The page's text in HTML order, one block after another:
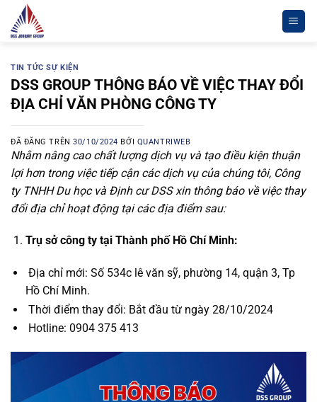
Chuyển
đến
dungTIN TỨC SỰ KIỆN
DSS GROUP THÔNG BÁO VỀ VIỆC THAY ĐỔI
ĐỊA CHỈ VĂN PHÒNG CÔNG TY
ĐÃ ĐĂNG TRÊN30/10/2024 BỞI QUANTRIWEB
Nhằm nâng cao chất lượng dịch vụ và tạo điều kiện thuận
lợi hơn trong việc tiếp cận các dịch vụ của chúng tôi, Công
ty TNHH Du học và Định cư DSS xin thông báo về việc thay
đổi địa chỉ hoạt động tại các địa điểm sau:
Trụ sở công ty tại Thành phố Hồ Chí Minh:
Địa chỉ mới: Số 534c lê văn sỹ, phường 14, quận 3, Tp
Hồ Chí Minh.
Thời điểm thay đổi: Bắt đầu từ ngày 28/10/2024
Hotline: 0904 375 413